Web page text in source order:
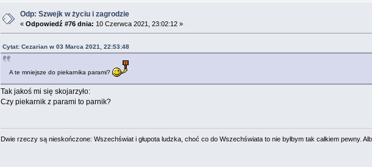
Odp: Szwejk w życiu i zagrodzie
«Odpowiedź #76 dnia: 10 Czerwca 2021, 23:02:12 »
Cytat: Cezarian w 03 Marca 2021, 22:53:48
A te mniejsze do piekarnika parami?
Tak jakoś mi się skojarzyło:
Czy piekarnik z parami to parnik?
Dwie rzeczy są nieskończone: Wszechświat i głupota ludzka, choć co do Wszechświata to nie byłbym tak całkiem pewny.